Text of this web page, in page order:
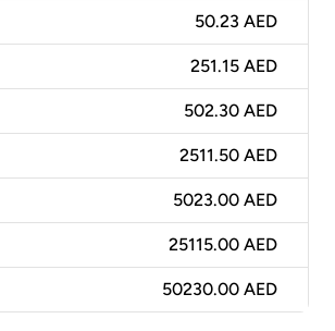
50.23 AED
251.15 AED
502.30 AED
2511.50 AED
5023.00 AED
25115.00 AED
50230.00 AED